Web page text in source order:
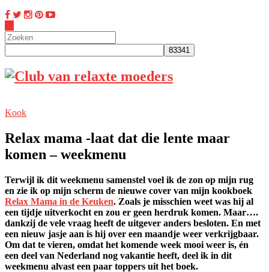
Kook
Relax mama -laat dat die lente maar
komen – weekmenu
Terwijl ik dit weekmenu samenstel voel ik de zon op mijn rug
en zie ik op mijn scherm de nieuwe cover van mijn kookboek
Relax Mama in de Keuken. Zoals je misschien weet was hij al
een tijdje uitverkocht en zou er geen herdruk komen. Maar….
dankzij de vele vraag heeft de uitgever anders besloten. En met
een nieuw jasje aan is hij over een maandje weer verkrijgbaar.
Om dat te vieren, omdat het komende week mooi weer is, én
een deel van Nederland nog vakantie heeft, deel ik in dit
weekmenu alvast een paar toppers uit het boek.